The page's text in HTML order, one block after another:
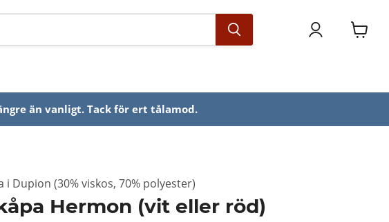
än vanligt. Tack för ert tålamod.
i Dupion (30% viskos, 70% polyester)
Hermon (vit eller röd)